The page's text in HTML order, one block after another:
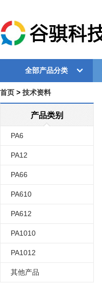
全部产品分类
首页 > 技术资料
产品类别
PA6
PA12
PA66
PA610
PA612
PA1010
PA1012
其他产品